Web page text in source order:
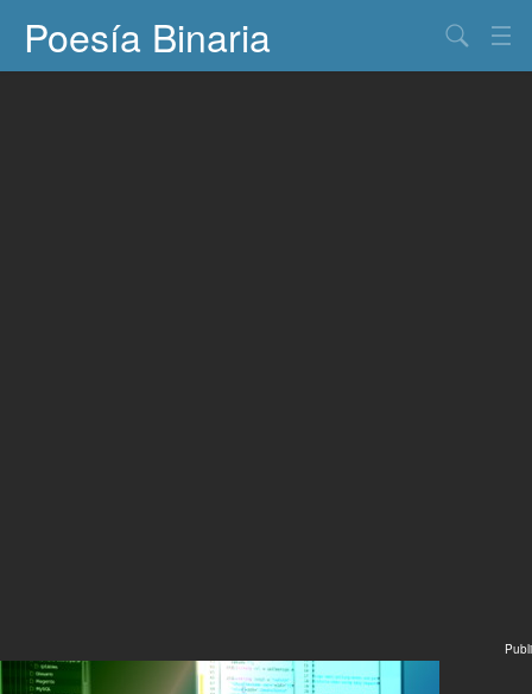
Poesía Binaria
Publi